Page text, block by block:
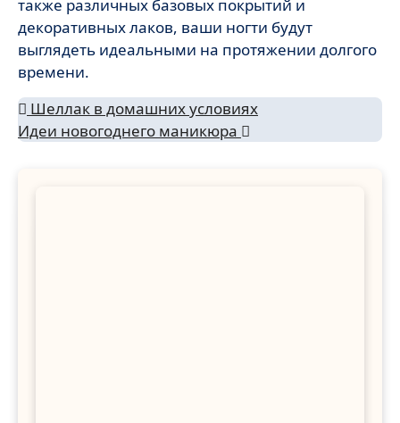
также различных базовых покрытий и
декоративных лаков, ваши ногти будут
выглядеть идеальными на протяжении долгого
времени.
Навигация
по
Шеллак в домашних условиях
Идеи новогоднего маникюра